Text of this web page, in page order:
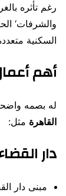
رغم تأثره
والشرفات‘
السكنية
أهم
له بصمه
القاهرة مثل:
دار
مبنى دار